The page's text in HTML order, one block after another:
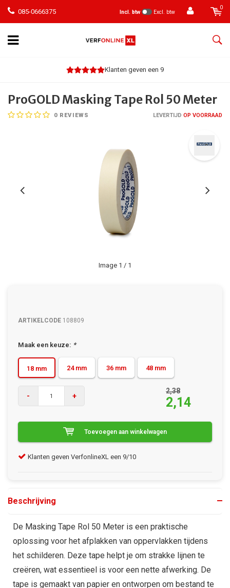
085-0666375 Incl. btw Excl. btw
0
Klanten geven een 9
ProGOLD Masking Tape Rol 50 Meter
0 REVIEWS LEVERTIJD OP VOORRAAD
Image 1 / 1
ARTIKELCODE 108809
Maak een keuze: *
18 mm 24 mm 36 mm 48 mm
- +
2,38
2,14
Toevoegen aan winkelwagen
Klanten geven VerfonlineXL een 9/10
Beschrijving
De Masking Tape Rol 50 Meter is een praktische
oplossing voor het afplakken van oppervlakken tijdens
het schilderen. Deze tape helpt je om strakke lijnen te
creëren, wat essentieel is voor een nette afwerking. De
tape is gemaakt van papier en ontworpen om bestand te